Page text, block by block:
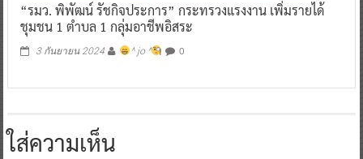
“รมว. พิพัฒน์ รัชกิจประการ” กระทรวงแรงงาน เพิ่มรายได้
ชุมชน 1 ตำบล 1 กลุ่มอาชีพอิสระ
3 กันยายน 2024 ^ jo ^ 0
ใส่ความเห็น